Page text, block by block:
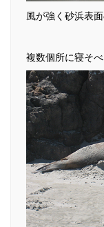
風が強く砂浜表
複数個所に寝そ